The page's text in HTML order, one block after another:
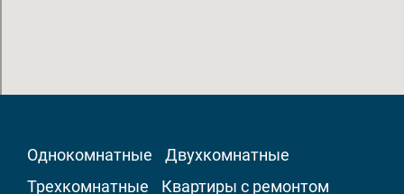
Однокомнатные
Двухкомнатные
Трехкомнатные
Квартиры с ремонтом